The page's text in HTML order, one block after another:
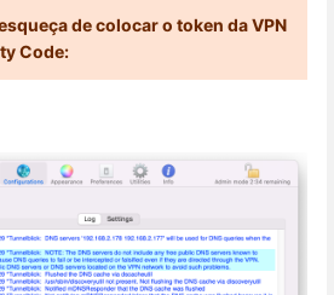
de colocar o token da VPN
Code: